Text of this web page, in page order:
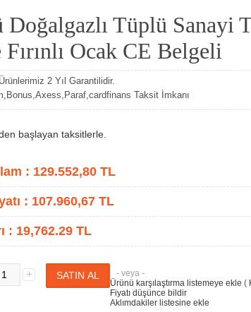
Doğalgazlı Tüplü Sanayi
Ocak CE Belgeli
2 Yıl Garantilidir.
Taksit İmkanı
başlayan taksitlerle.
: 129.552,80 TL
: 107.960,67 TL
: 19,762.29 TL
- veya -
Ürünü karşılaştırma listemeye ekle (
Fiyatı düşünce bildir
Aklımdakiler listesine ekle